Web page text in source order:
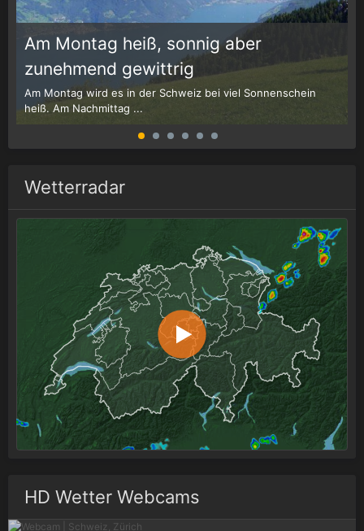
Am Montag heiß, sonnig aber
zunehmend gewittrig
Am Montag wird es in der Schweiz bei viel Sonnenschein
heiß. Am Nachmittag ...
Wetterradar
HD Wetter Webcams